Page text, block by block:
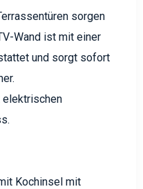
sorgen
Wand ist mit einer
und sorgt sofort
elektrischen
Kochinsel mit